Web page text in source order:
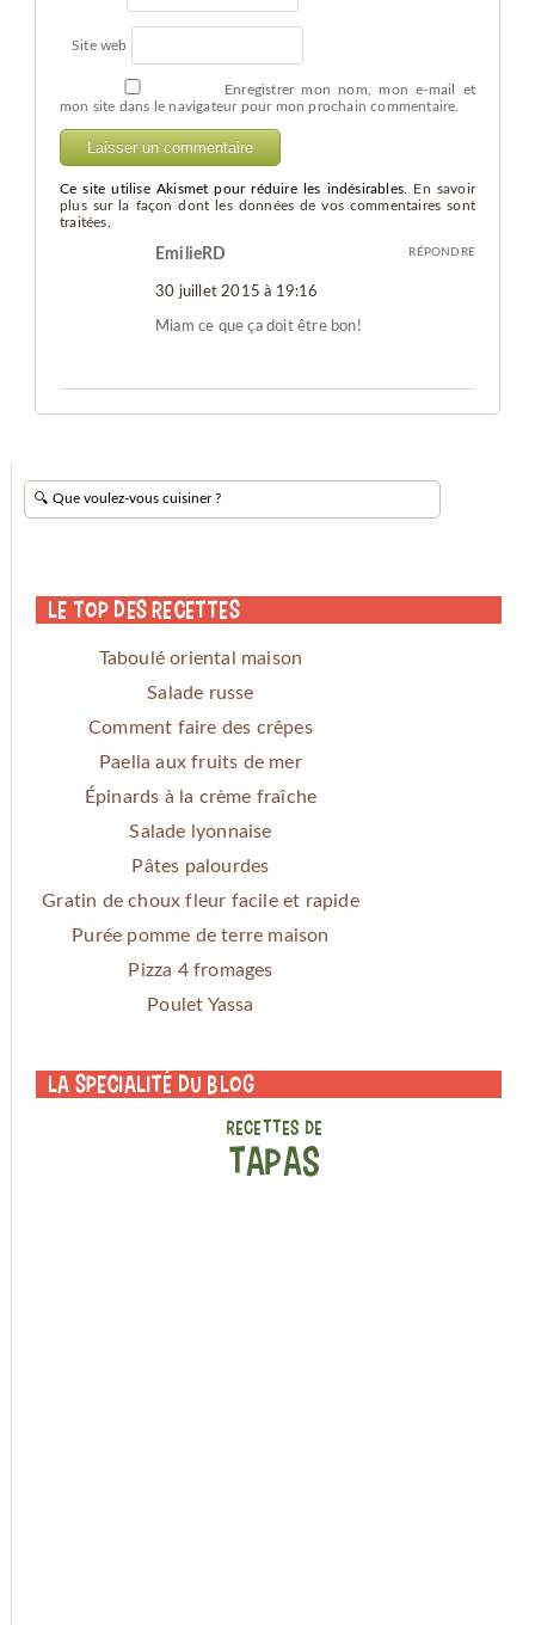
Site web
Enregistrer mon nom, mon e-mail et
mon site dans le navigateur pour mon prochain commentaire.
Ce site utilise Akismet pour réduire les indésirables. En savoir
plus sur la façon dont les données de vos commentaires sont
traitées.
EmilieRD
30 juillet 2015 à 19:16
Miam ce que ça doit être bon!
RÉPONDRE
Le Top des Recettes
Taboulé oriental maison
Salade russe
Comment faire des crêpes
Paella aux fruits de mer
Épinards à la crème fraîche
Salade lyonnaise
Pâtes palourdes
Gratin de choux fleur facile et rapide
Purée pomme de terre maison
Pizza 4 fromages
Poulet Yassa
La specialité du blog
RECETTES DE
TAPAS